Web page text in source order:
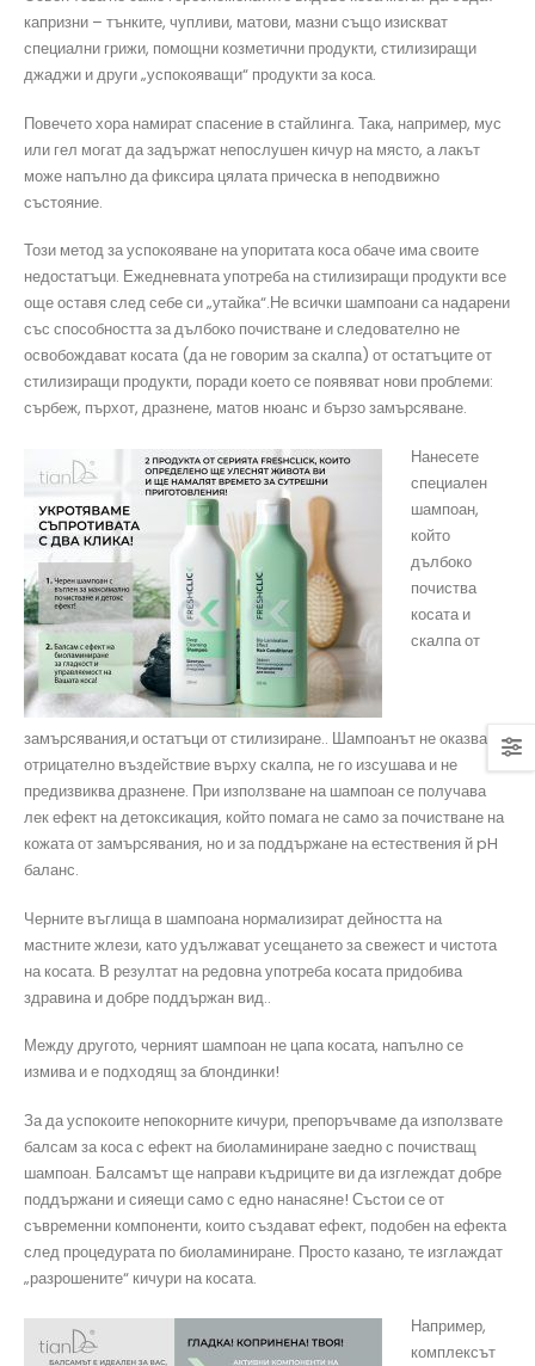
капризни – тънките, чупливи, матови, мазни също изискват
специални грижи, помощни козметични продукти, стилизиращи
джаджи и други „успокояващи“ продукти за коса.
Повечето хора намират спасение в стайлинга. Така, например, мус
или гел могат да задържат непослушен кичур на място, а лакът
може напълно да фиксира цялата прическа в неподвижно
състояние.
Този метод за успокояване на упоритата коса обаче има своите
недостатъци. Ежедневната употреба на стилизиращи продукти все
още оставя след себе си „утайка“.Не всички шампоани са надарени
със способността за дълбоко почистване и следователно не
освобождават косата (да не говорим за скалпа) от остатъците от
стилизиращи продукти, поради което се появяват нови проблеми:
сърбеж, пърхот, дразнене, матов нюанс и бързо замърсяване.
Нанесете
специален
шампоан,
който
дълбоко
почиства
косата и
скалпа от
замърсявания,и остатъци от стилизиране.. Шампоанът не оказва
отрицателно въздействие върху скалпа, не го изсушава и не
предизвиква дразнене. При използване на шампоан се получава
лек ефект на детоксикация, който помага не само за почистване на
кожата от замърсявания, но и за поддържане на естествения й pH
баланс.
Черните въглища в шампоана нормализират дейността на
мастните жлези, като удължават усещането за свежест и чистота
на косата. В резултат на редовна употреба косата придобива
здравина и добре поддържан вид..
Между другото, черният шампоан не цапа косата, напълно се
измива и е подходящ за блондинки!
За да успокоите непокорните кичури, препоръчваме да използвате
балсам за коса с ефект на биоламиниране заедно с почистващ
шампоан. Балсамът ще направи къдриците ви да изглеждат добре
поддържани и сияещи само с едно нанасяне! Състои се от
съвременни компоненти, които създават ефект, подобен на ефекта
след процедурата по биоламиниране. Просто казано, те изглаждат
„разрошените“ кичури на косата.
Например,
комплексът